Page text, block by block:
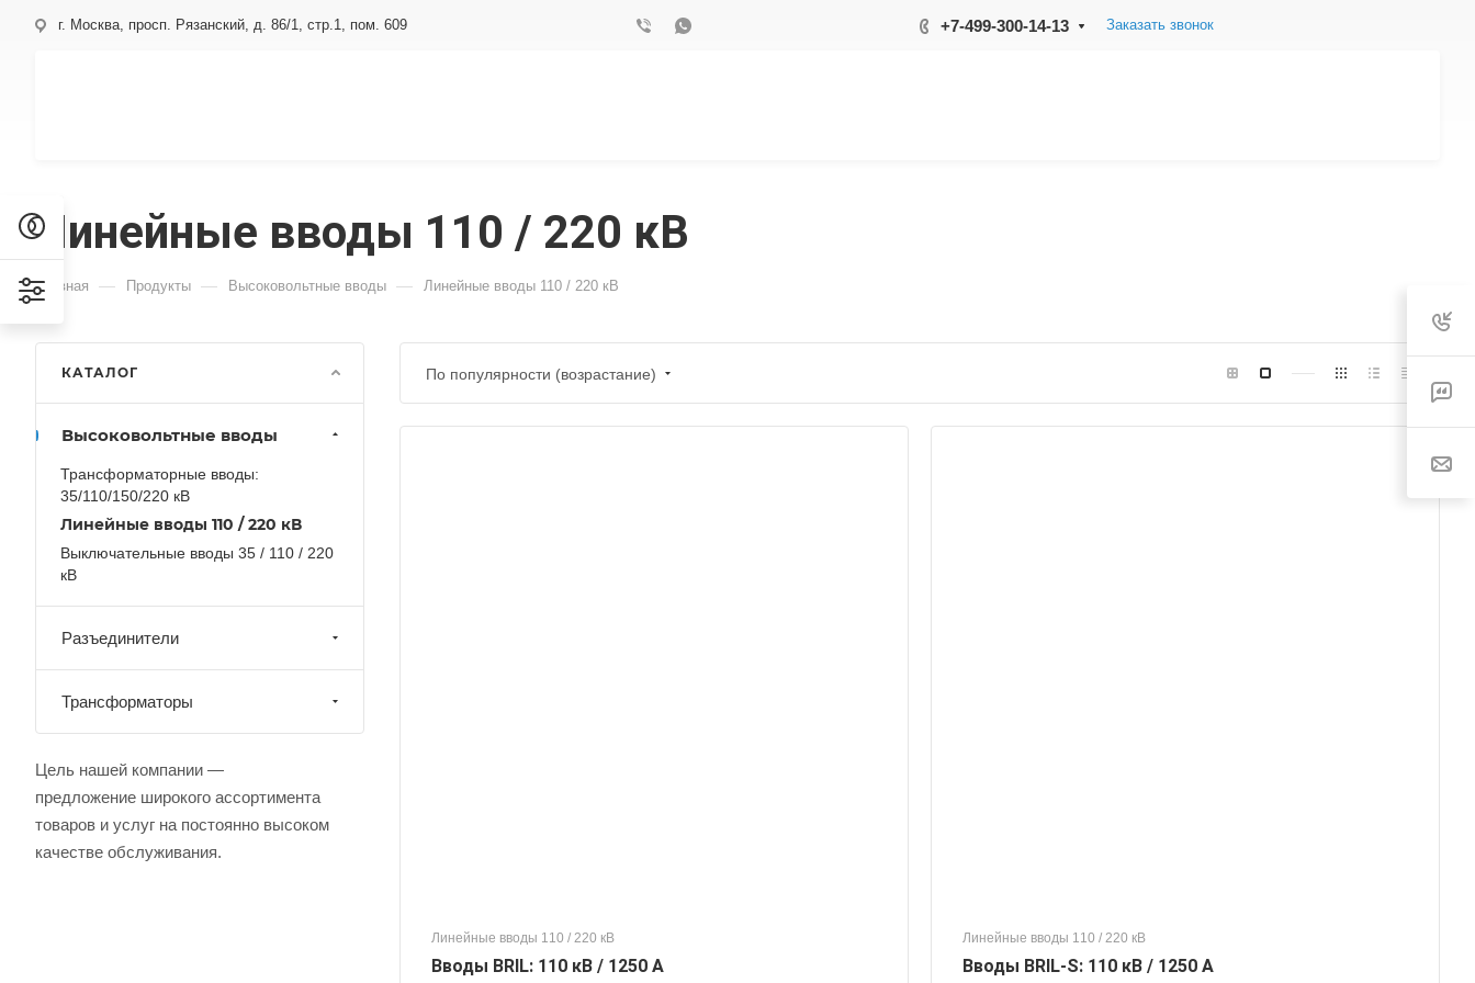
г. Москва, просп. Рязанский, д. 86/1, стр.1, пом. 609 +7-499-300-14-13 Заказать звонок
Линейные вводы 110 / 220 кВ
Главная — Продукты — Высоковольтные вводы — Линейные вводы 110 / 220 кВ
По популярности (возрастание)
Линейные вводы 110 / 220 кВ
Вводы BRIL: 110 кВ / 1250 А
Линейные вводы 110 / 220 кВ
Вводы BRIL-S: 110 кВ / 1250 А
КАТАЛОГ
Высоковольтные вводы
Трансформаторные вводы:
35/110/150/220 кВ
Линейные вводы 110 / 220 кВ
Выключательные вводы 35 / 110 / 220
кВ
Разъединители
Трансформаторы
Цель нашей компании —
предложение широкого ассортимента
товаров и услуг на постоянно высоком
качестве обслуживания.